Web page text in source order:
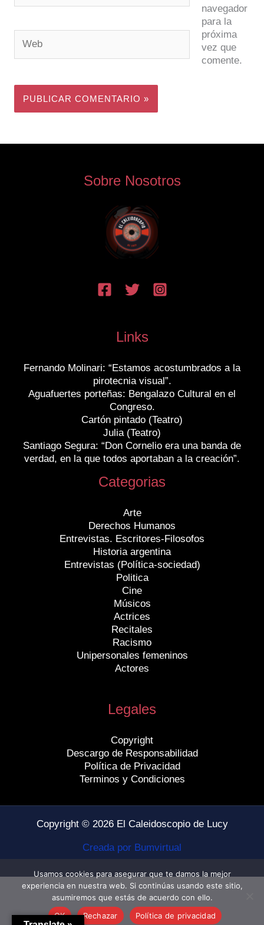
navegador
para la
próxima
vez que
comente.
Sobre Nosotros
Links
Fernando Molinari: “Estamos acostumbrados a la
pirotecnia visual”.
Aguafuertes porteñas: Bengalazo Cultural en el
Congreso.
Cartón pintado (Teatro)
Julia (Teatro)
Santiago Segura: “Don Cornelio era una banda de
verdad, en la que todos aportaban a la creación”.
Categorias
Arte
Derechos Humanos
Entrevistas. Escritores-Filosofos
Historia argentina
Entrevistas (Política-sociedad)
Politica
Cine
Músicos
Actrices
Recitales
Racismo
Unipersonales femeninos
Actores
Legales
Copyright
Descargo de Responsabilidad
Política de Privacidad
Terminos y Condiciones
Copyright © 2026 El Caleidoscopio de Lucy
Creada por Bumvirtual
Usamos cookies para asegurar que te damos la mejor
experiencia en nuestra web. Si continúas usando este sitio,
asumiremos que estás de acuerdo con ello.
OK
Rechazar Política de privacidad